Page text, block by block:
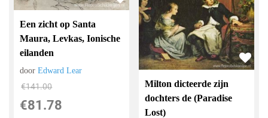
Een zicht op Santa
Maura, Levkas, Ionische
eilanden
doorEdward Lear
€141.00
€81.78
Milton dicteerde zijn
dochters de (Paradise
Lost)